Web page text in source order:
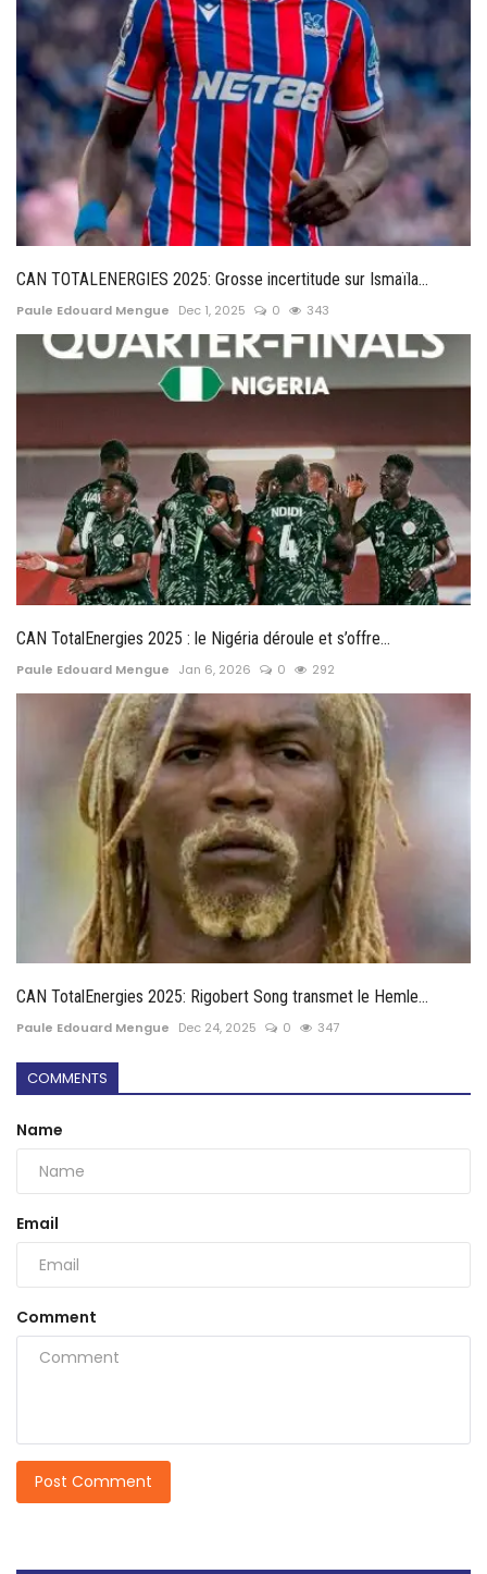
CAN TOTALENERGIES 2025: Grosse incertitude sur Ismaïla...
Paule Edouard Mengue Dec 1, 2025 0 343
CAN TotalEnergies 2025 : le Nigéria déroule et s’offre...
Paule Edouard Mengue Jan 6, 2026 0 292
CAN TotalEnergies 2025: Rigobert Song transmet le Hemle...
Paule Edouard Mengue Dec 24, 2025 0 347
COMMENTS
Name
Email
Comment
Post Comment